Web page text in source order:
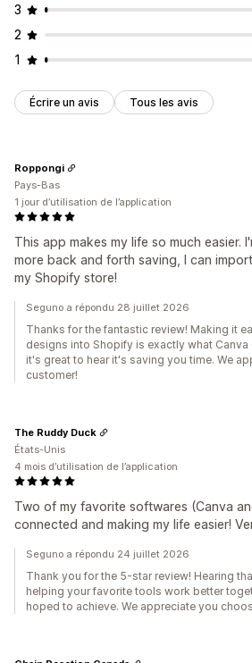
3
2
1
Écrire un avis Tous les avis
This app makes my life so much easier.
more back and forth saving, I can
my Shopify store!
Roppongi
Pays-Bas
1 jour d’utilisation de l’application
Seguno a répondu 28 juillet 2026
Thanks for the fantastic review! Making it
designs into Shopify is exactly what
it's great to hear it's saving you time. We
customer!
Two of my favorite softwares (Canva
connected and making my life easier!
The Ruddy Duck
États-Unis
4 mois d’utilisation de l’application
Seguno a répondu 24 juillet 2026
Thank you for the 5-star review! Hearing
helping your favorite tools work better
hoped to achieve. We appreciate you